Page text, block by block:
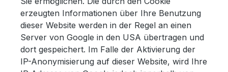
erzeugten Informationen über Ihre Benutzung
dieser Website werden in der Regel an einen
Server von Google in den USA übertragen und
dort gespeichert. Im Falle der Aktivierung der
IP-Anonymisierung auf dieser Website, wird Ihre